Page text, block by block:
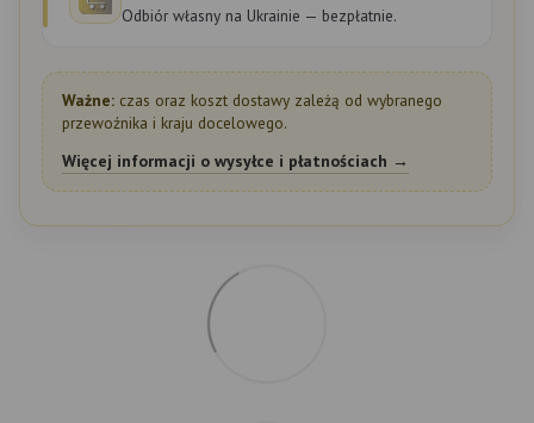
Odbiór własny na Ukrainie — bezpłatnie.
Ważne: czas oraz koszt dostawy zależą od wybranego
przewoźnika i kraju docelowego.
Więcej informacji o wysyłce i płatnościach →